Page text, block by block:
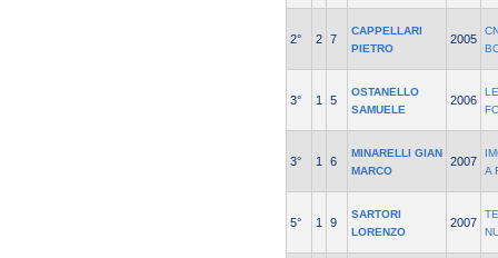
2° 2 7
CAPPELLARI
PIETRO
2005
3° 1 5
OSTANELLO
SAMUELE
2006
3° 1 6
MINARELLI GIAN
MARCO
2007
A
5° 1 9
SARTORI
LORENZO
2007